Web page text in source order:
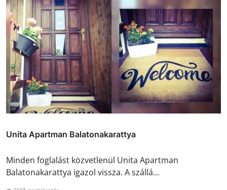
Unita Apartman Balatonakarattya
Minden foglalást közvetlenül Unita Apartman
Balatonakarattya igazol vissza. A szállá...